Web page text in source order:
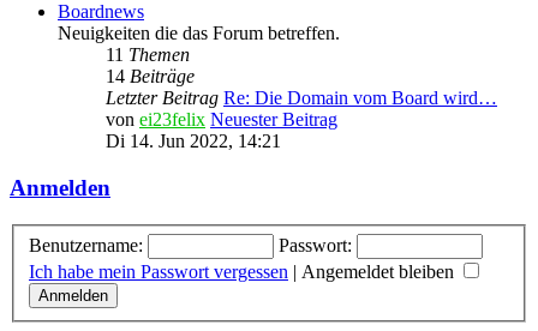
Boardnews
Neuigkeiten die das Forum betreffen.
11 Themen
14 Beiträge
Letzter Beitrag Re: Die Domain vom Board wird…
von ei23felix Neuester Beitrag
Di 14. Jun 2022, 14:21
Anmelden
Benutzername:
Passwort:
Ich habe mein Passwort vergessen | Angemeldet bleiben